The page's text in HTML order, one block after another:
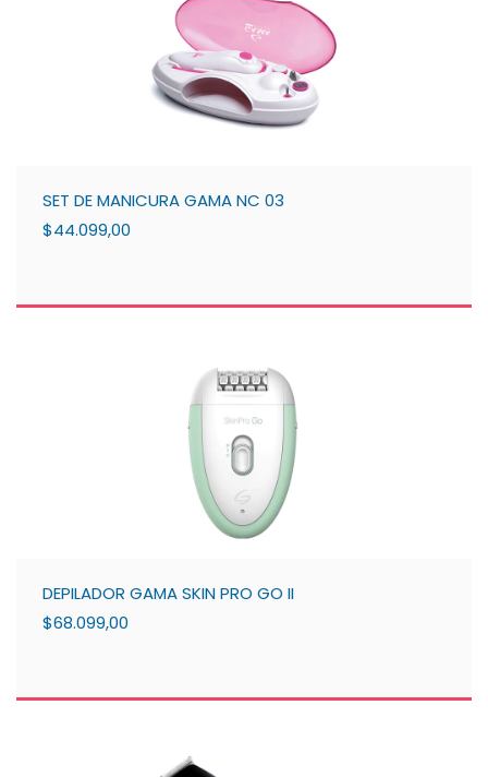
SET DE MANICURA GAMA NC 03
$44.099,00
DEPILADOR GAMA SKIN PRO GO II
$68.099,00